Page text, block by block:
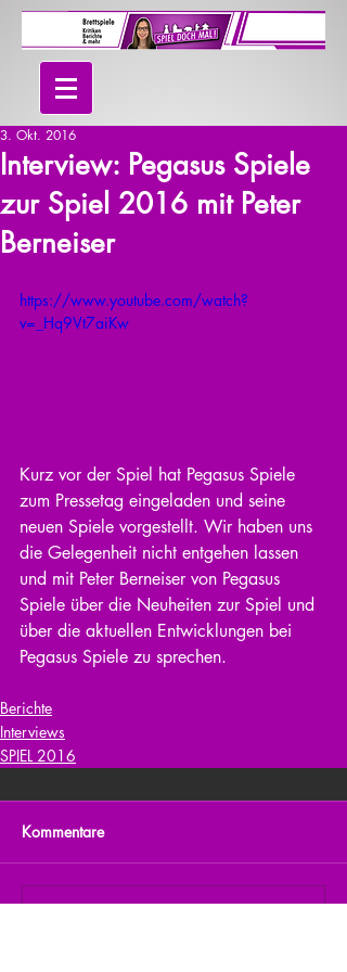
Interview: Pegasus Spiele
zur Spiel 2016 mit Peter
Berneiser
3. Okt. 2016
https://www.youtube.com/watch?
v=_Hq9Vt7aiKw
Kurz vor der Spiel hat Pegasus Spiele
zum Pressetag eingeladen und seine
neuen Spiele vorgestellt. Wir haben uns
die Gelegenheit nicht entgehen lassen
und mit Peter Berneiser von Pegasus
Spiele über die Neuheiten zur Spiel und
über die aktuellen Entwicklungen bei
Pegasus Spiele zu sprechen.
Berichte
Interviews
SPIEL 2016
Kommentare